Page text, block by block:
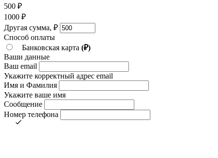
500 ₽
1000 ₽
Другая сумма, ₽
Способ оплаты
Банковская карта (₽)
Ваши данные
Ваш email
Укажите корректный адрес email
Имя и Фамилия
Укажите ваше имя
Сообщение
Номер телефона